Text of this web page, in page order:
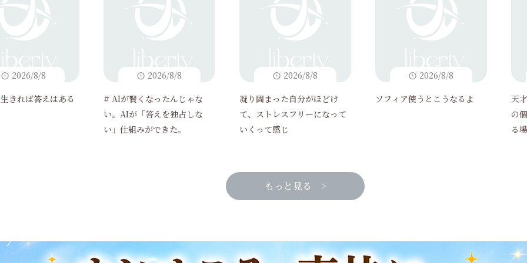
2026/8/8
きれば答えはある
2026/8/8
# AIが賢くなったんじゃな
い。AIが「答えを独占しな
い」仕組みができた。
2026/8/8
凝り固まった自分がほどけ
て、ストレスフリーになって
いくって感じ
2026/8/8
ソフィア使うとこうなるよ
天
の
る
もっと見る >